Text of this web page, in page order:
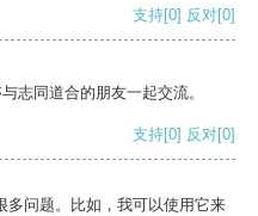
支持[0] 反对[0]
志同道合的朋友一起交流。
支持[0] 反对[0]
多问题。比如，我可以使用它来